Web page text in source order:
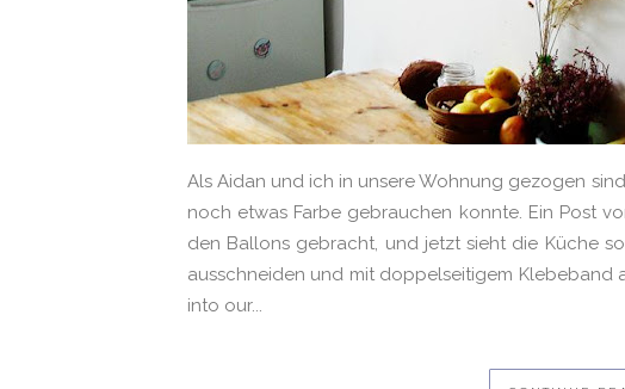
CONTINUE
10/28/2012 12:49:00 pm 11 Comments
FASHION